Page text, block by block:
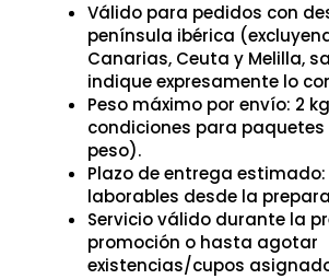
Válido para pedidos con
península ibérica
Canarias, Ceuta y Melilla,
indique expresamente lo
Peso máximo por envío: 2
condiciones para
peso).
Plazo de entrega
laborables desde la
Servicio válido durante la
promoción o hasta agotar
existencias/cupos